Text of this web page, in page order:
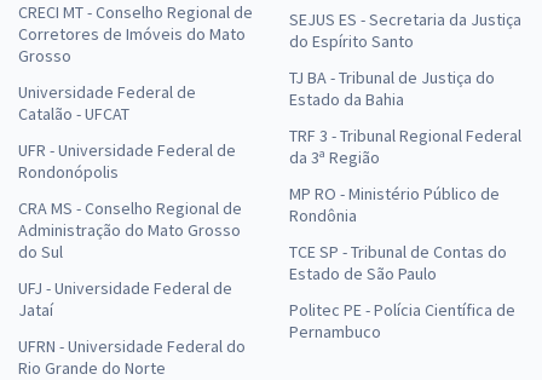
CRECI MT - Conselho Regional de
Corretores de Imóveis do Mato
Grosso
Universidade Federal de
Catalão - UFCAT
UFR - Universidade Federal de
Rondonópolis
CRA MS - Conselho Regional de
Administração do Mato Grosso
do Sul
UFJ - Universidade Federal de
Jataí
UFRN - Universidade Federal do
Rio Grande do Norte
SEJUS ES - Secretaria da Justiça
do Espírito Santo
TJ BA - Tribunal de Justiça do
Estado da Bahia
TRF 3 - Tribunal Regional Federal
da 3ª Região
MP RO - Ministério Público de
Rondônia
TCE SP - Tribunal de Contas do
Estado de São Paulo
Politec PE - Polícia Científica de
Pernambuco